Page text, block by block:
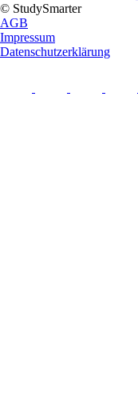
© StudySmarter
AGB
Impressum
Datenschutzerklärung